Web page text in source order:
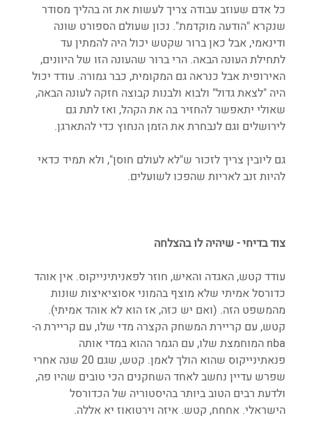
כל אדם שעוזב עבודה צריך לעשות את זה בהליך מסודר
שנקרא "הודעה מוקדמת". נכון שעולם הספורט שונה
ודינאמי, אבל כאן ברור שקטש יכול היה להמתין עד
לתחילת העונה הבאה. הרי ברור שהעונה הזו של היוונים,
האירופית אבל כנראה גם המקומית, כבר גמורה. עודד יכול
היה "לצאת גדול" ולבוא ולבנות קבוצה חזקה לעונה הבאה,
שאולי יתאפשר להחזיר בה את הקהל, ואז לתת גם
לירושלים וגם לנבחרת את הזמן הנחוץ כדי להתארגן.
גם ליובין צריך לזכור ש"לא לעולם חוסן", ולא תמיד כדאי
להיות זנב לאריות שהפכו לשועלים.
צוד בדיחי - שיהיה לו בהצלחה
עודד קטש, האגדה והאיש, חוזר לפאניתינייקוס. אין אוהד
כדורסל אמיתי שלא מוצף בהמוני אסוציאיצות שונות
מהמשפט הזה. (ואם יש כזה, אז הוא לא אוהד אמיתי).
קטש, עם קריירת המשחק הקצרה מדי שלו, עם קריירת ה-
nba המוחמצת שלו, עם הגמר ההוא במדי אותה
פנאתינייקוס שהוא הולך לאמן. קטש, שגם 20 שנה אחרי
שפרש עדיין נחשב לאחד השחקנים הכי טובים שהיו פה,
ולדעת רבים הטוב ביותר בהיסטוריה של הכדורסל
הישראלי. אחחח, קטש. איזה וירטואוז יא אללה.